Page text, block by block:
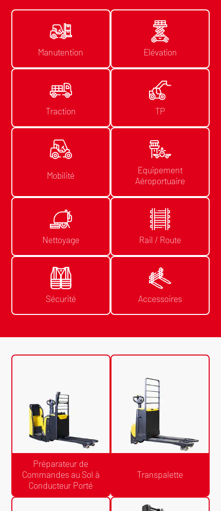
Manutention Elévation
Traction TP
Mobilité
Equipement
Aéroportuaire
Nettoyage Rail / Route
Sécurité Accessoires
Devis Gratuit /24h
Préparateur de
Commandes au Sol à
Conducteur Porté
Devis Gratuit /24h
Transpalette